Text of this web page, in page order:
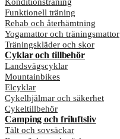
Funktionell träning
Rehab och återhämtning
Yogamattor och träningsmattor
Träningskläder och skor
Cyklar och tillbehör
Landsvägscyklar
Mountainbikes
Elcyklar
Cykelhjälmar och säkerhet
Cykeltillbehör
Camping och friluftsliv
Tält och sovsäckar